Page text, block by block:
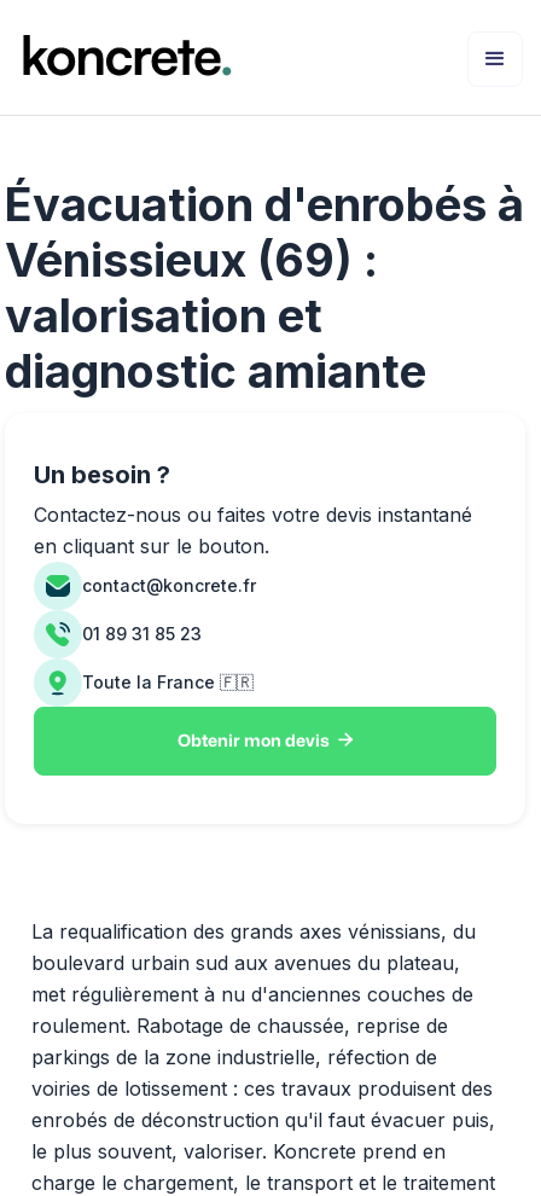
Évacuation d'enrobés à
Vénissieux (69) :
valorisation et
diagnostic amiante
La requalification des grands axes vénissians, du
boulevard urbain sud aux avenues du plateau,
met régulièrement à nu d'anciennes couches de
roulement. Rabotage de chaussée, reprise de
parkings de la zone industrielle, réfection de
voiries de lotissement : ces travaux produisent des
enrobés de déconstruction qu'il faut évacuer puis,
le plus souvent, valoriser. Koncrete prend en
charge le chargement, le transport et le traitement
Un besoin ?
Contactez-nous ou faites votre devis instantané
en cliquant sur le bouton.
contact@koncrete.fr
01 89 31 85 23
Toute la France 🇫🇷
Obtenir mon devis 